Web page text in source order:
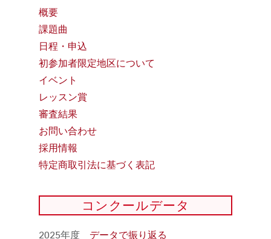
概要
課題曲
日程・申込
初参加者限定地区について
イベント
レッスン賞
審査結果
お問い合わせ
採用情報
特定商取引法に基づく表記
コンクールデータ
2025年度 データで振り返る